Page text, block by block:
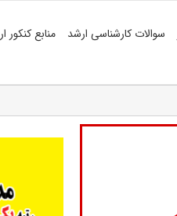
سوالات کارشناسی ارشد منابع کنکور